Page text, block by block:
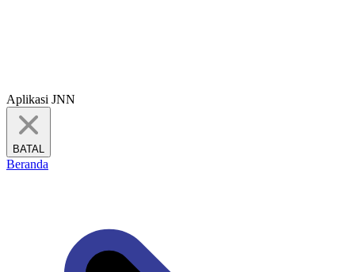
Aplikasi JNN
BATAL
Beranda